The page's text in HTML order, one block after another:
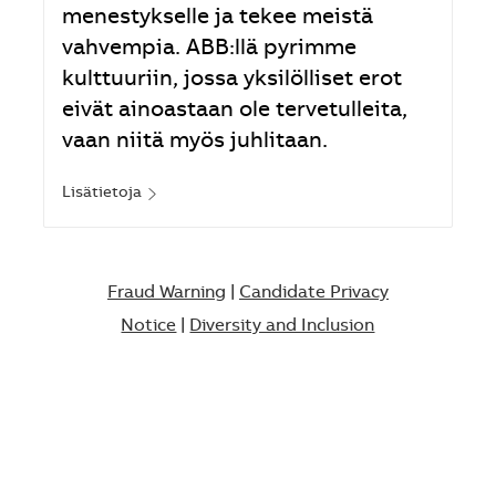
menestykselle ja tekee meistä
vahvempia. ABB:llä pyrimme
kulttuuriin, jossa yksilölliset erot
eivät ainoastaan ole tervetulleita,
vaan niitä myös juhlitaan.
Lisätietoja
Fraud Warning
Candidate Privacy
Notice
Diversity and Inclusion​​​​​​​